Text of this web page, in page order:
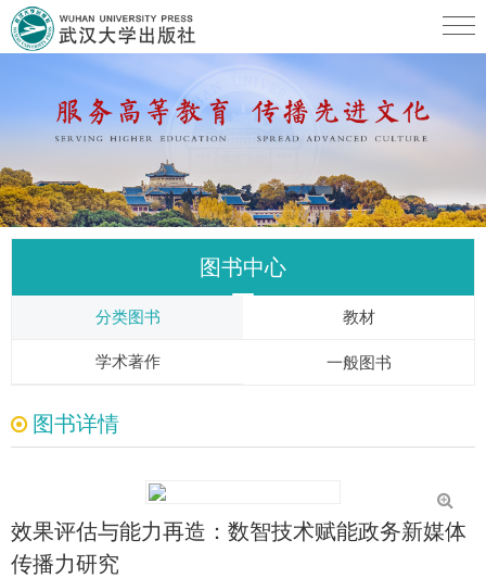
图书中心
分类图书 教材
学术著作 一般图书
图书详情
效果评估与能力再造：数智技术赋能政务新媒体
传播力研究